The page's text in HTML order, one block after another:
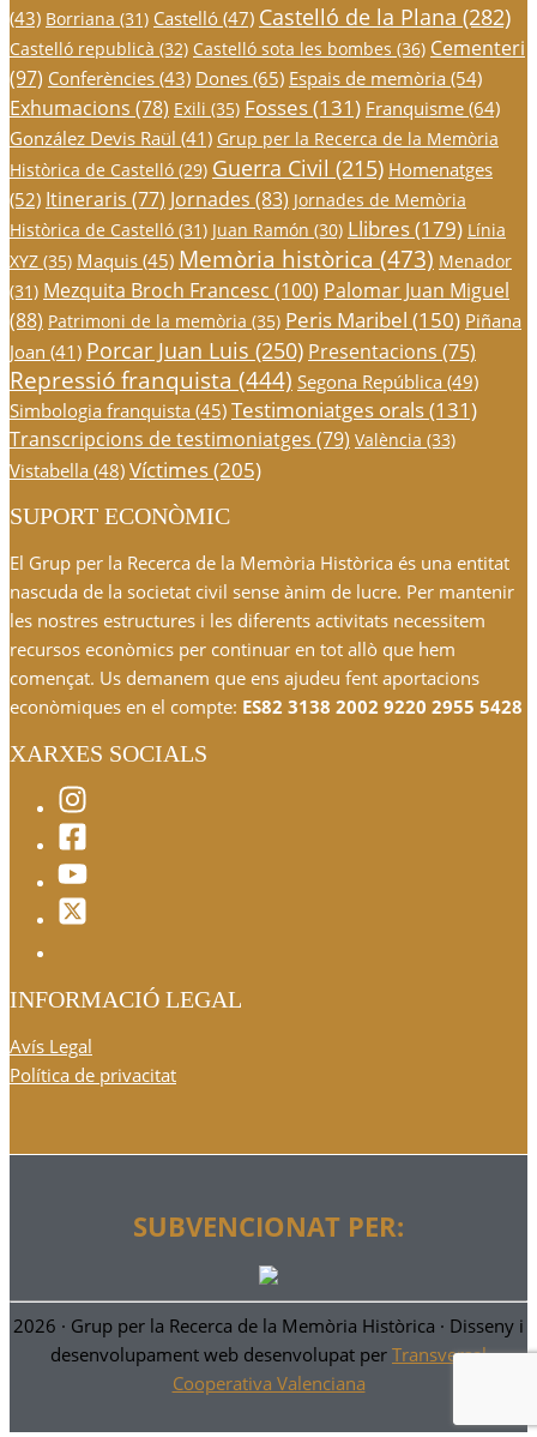
(43) Borriana (31) Castelló (47) Castelló de la Plana (282)
Castelló republicà (32) Castelló sota les bombes (36) Cementeri
(97) Conferències (43) Dones(65) Espais de memòria (54)
Exhumacions (78) Exili (35) Fosses(131) Franquisme(64)
González Devis Raül (41) Grup per la Recerca de la Memòria
Històrica de Castelló (29) Guerra Civil (215) Homenatges
(52) Itineraris (77) Jornades (83) Jornades de Memòria
Històrica de Castelló (31) Juan Ramón (30) Llibres(179) Línia
XYZ (35) Maquis (45) Memòria històrica (473) Menador
(31) Mezquita Broch Francesc (100) Palomar Juan Miguel
(88) Patrimoni de la memòria (35) Peris Maribel (150) Piñana
Joan (41) Porcar Juan Luis (250) Presentacions (75)
Repressió franquista (444) Segona República (49)
Simbologia franquista (45) Testimoniatges orals(131)
Transcripcions de testimoniatges (79) València (33)
Vistabella (48) Víctimes(205)
SUPORT ECONÒMIC
El Grup per la Recerca de la Memòria Històrica és una entitat
nascuda de la societat civil sense ànim de lucre. Per mantenir
les nostres estructures i les diferents activitats necessitem
recursos econòmics per continuar en tot allò que hem
començat. Us demanem que ens ajudeu fent aportacions
econòmiques en el compte: ES82 3138 2002 9220 2955 5428
XARXES SOCIALS
INFORMACIÓ LEGAL
Avís Legal
Política de privacitat
SUBVENCIONAT PER:
2026 · Grup per la Recerca de la Memòria Històrica · Disseny i
desenvolupament web desenvolupat per Transversal
Cooperativa Valenciana